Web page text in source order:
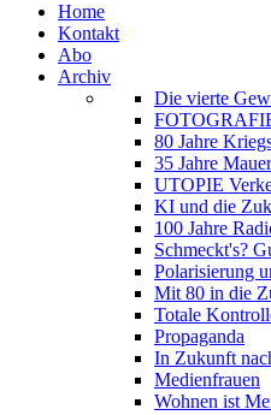
Home
Kontakt
Abo
Archiv
Die vierte
80 Jahre
35 Jahre
UTOPIE
KI und die
100 Jahre
Schmeckt's?
Polarisierung
Mit 80 in die
Totale
Propaganda
In Zukunft
Medienfrauen
Wohnen ist